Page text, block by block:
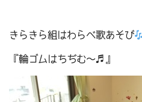
きらきら組はわらべ歌あそび
『輪ゴムはちぢむ～♬』